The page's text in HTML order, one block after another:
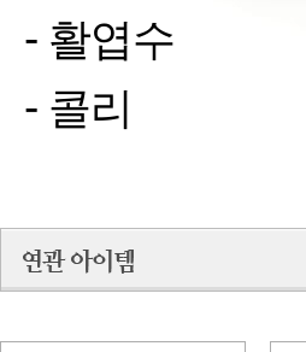
- 활엽수
- 콜리